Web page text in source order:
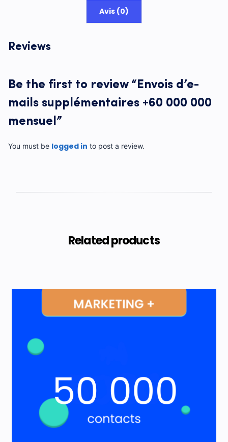
Avis (0)
Reviews
Be the first to review “Envois d’e-
mails supplémentaires +60 000 000
mensuel”
You must be logged in to post a review.
Related products